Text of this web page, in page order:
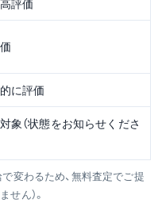
に評価
象（状態をお知らせくださ
変わるため、無料査定でご提
ん）。